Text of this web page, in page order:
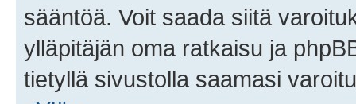
sääntöä. Voit saada siitä
ylläpitäjän oma ratkaisu ja
tietyllä sivustolla saamasi